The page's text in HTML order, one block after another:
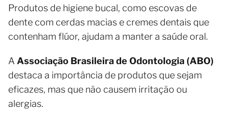
Produtos de higiene bucal, como escovas de
dente com cerdas macias e cremes dentais que
contenham flúor, ajudam a manter a saúde oral.
A Associação Brasileira de Odontologia (ABO)
destaca a importância de produtos que sejam
eficazes, mas que não causem irritação ou
alergias.